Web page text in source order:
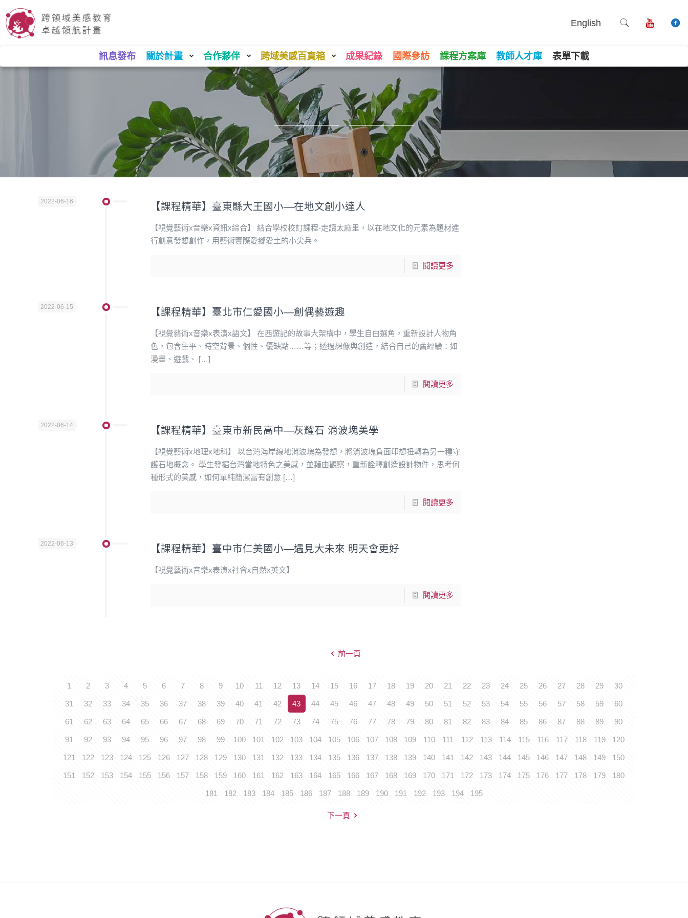
English
訊息發布 關於計畫 合作夥伴 跨域美感百寶箱 成果紀錄 國際參訪 課程方案庫 教師人才庫 表單下載
2022-06-16 【課程精華】臺東縣大王國小—在地文創小達人
【視覺藝術x音樂x資訊x綜合】 結合學校校訂課程-走讀太麻里，以在地文化的元素為題材進
行創意發想創作，用藝術實際愛鄉愛土的小尖兵。
閱讀更多
2022-06-15 【課程精華】臺北市仁愛國小—創偶藝遊趣
【視覺藝術x音樂x表演x語文】 在西遊記的故事大架構中，學生自由選角，重新設計人物角
色，包含生平、時空背景、個性、優缺點……等；透過想像與創造，結合自己的舊經驗：如
漫畫、遊戲、 […]
閱讀更多
2022-06-14 【課程精華】臺東市新民高中—灰耀石 消波塊美學
【視覺藝術x地理x地科】 以台灣海岸線地消波塊為發想，將消波塊負面印想扭轉為另一種守
護石地概念。 學生發掘台灣當地特色之美感，並藉由觀察，重新詮釋創造設計物件，思考何
種形式的美感，如何單純簡潔富有創意 […]
閱讀更多
2022-06-13 【課程精華】臺中市仁美國小—遇見大未來 明天會更好
【視覺藝術x音樂x表演x社會x自然x英文】
閱讀更多
前一頁
1 2 3 4 5 6 7 8 9 10 11 12 13 14 15 16 17 18 19 20 21 22 23 24 25 26 27 28 29 30
31 32 33 34 35 36 37 38 39 40 41 42 43 44 45 46 47 48 49 50 51 52 53 54 55 56 57 58 59 60
61 62 63 64 65 66 67 68 69 70 71 72 73 74 75 76 77 78 79 80 81 82 83 84 85 86 87 88 89 90
91 92 93 94 95 96 97 98 99 100 101 102 103 104 105 106 107 108 109 110 111 112 113 114 115 116 117 118 119 120
121 122 123 124 125 126 127 128 129 130 131 132 133 134 135 136 137 138 139 140 141 142 143 144 145 146 147 148 149 150
151 152 153 154 155 156 157 158 159 160 161 162 163 164 165 166 167 168 169 170 171 172 173 174 175 176 177 178 179 180
181 182 183 184 185 186 187 188 189 190 191 192 193 194 195
下一頁